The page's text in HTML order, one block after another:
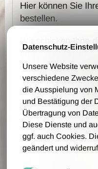
Hier können Sie
bestellen.
Wir schicken Ihne
auf Rechnung zu.
Es fallen keine
lediglich 1,00 €
Die Bestellung,
auf Grundlage
Ihre Daten
Datenschutz-
Unsere Website
verschiedene
die Ausspielung von
und Bestätigung der
Übertragung von
Diese Dienste und
ggf. auch Cookies.
geändert und